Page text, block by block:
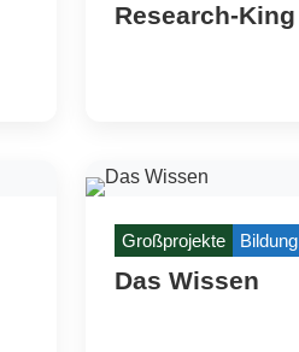
Research-King
Großprojekte Bildung
Das Wissen